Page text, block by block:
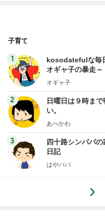
子育て
1
kosodatefulな毎
オギャ子の暴走～
オギャ子
2
日曜日は９時まで
い。
あべかわ
3
四十路シンパパの
日記
はやパパ